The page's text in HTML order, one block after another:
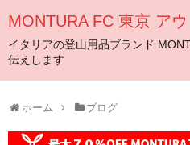
MONTURA FC 東京 ア
イタリアの登山用品ブランド
伝えします
ホーム ブログ